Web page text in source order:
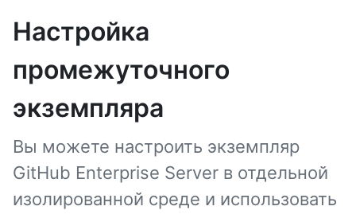
Настройка
промежуточного
экземпляра
Вы можете настроить экземпляр
GitHub Enterprise Server в отдельной
изолированной среде и использовать